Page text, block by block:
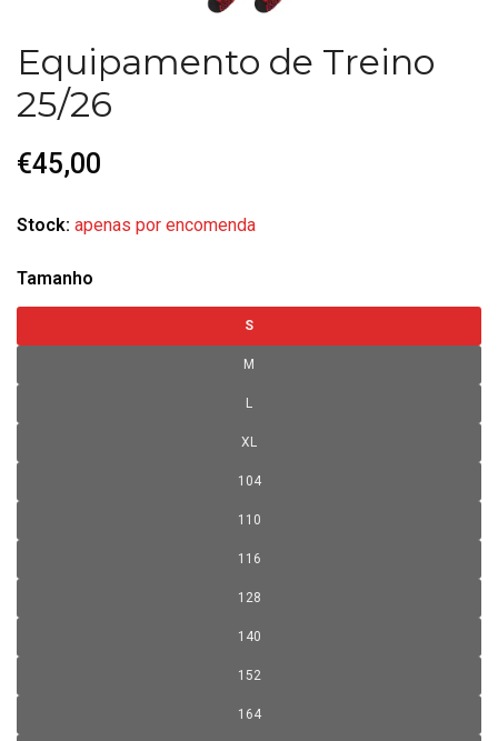
Equipamento de Treino
25/26
€45,00
Stock: apenas por encomenda
Tamanho
S
M
L
XL
104
110
116
128
140
152
164